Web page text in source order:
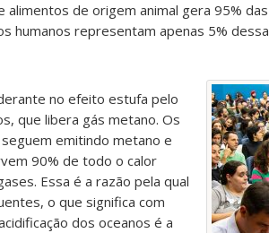
de origem animal gera 95%
humanos representam apenas 5%
no efeito estufa pelo
que libera gás metano. Os
emitindo metano e
90% de todo o calor
Essa é a razão pela qual
o que significa com
dos oceanos é a